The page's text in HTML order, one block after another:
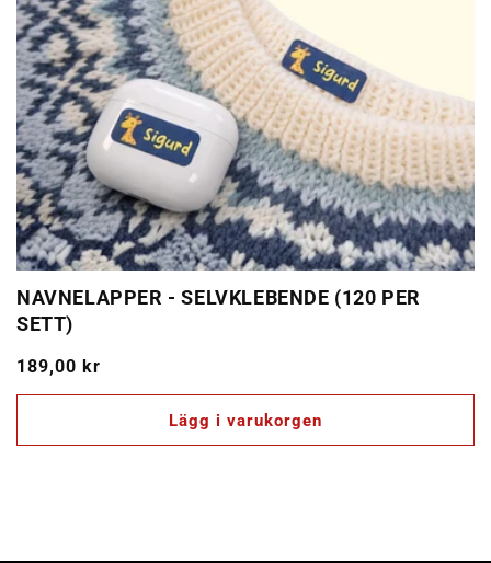
NAVNELAPPER - SELVKLEBENDE (120 PER
SETT)
Ordinarie
pris
189,00 kr
Lägg i varukorgen